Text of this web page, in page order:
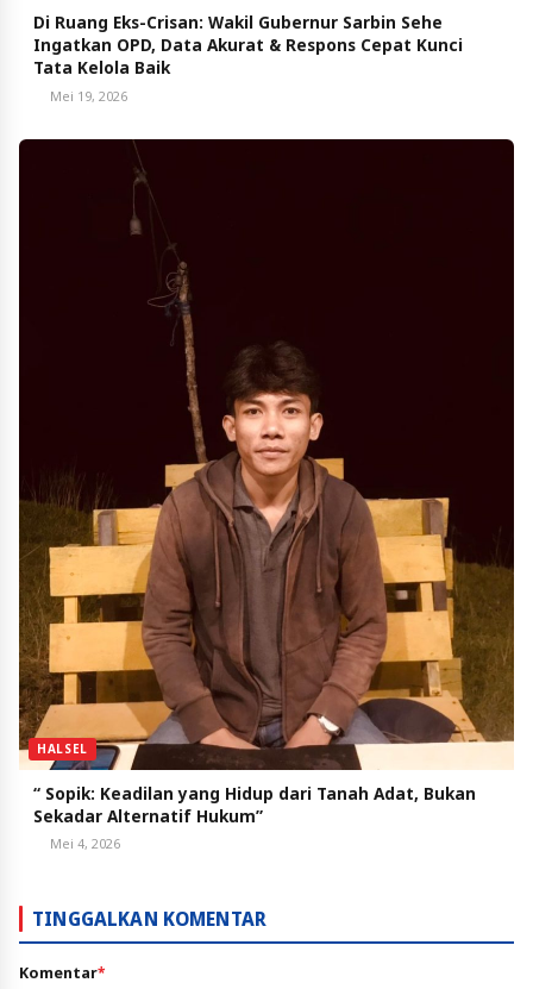
Di Ruang Eks-Crisan: Wakil Gubernur Sarbin Sehe
Ingatkan OPD, Data Akurat & Respons Cepat Kunci
Tata Kelola Baik
Mei 19, 2026
HALSEL
“ Sopik: Keadilan yang Hidup dari Tanah Adat, Bukan
Sekadar Alternatif Hukum”
Mei 4, 2026
TINGGALKAN KOMENTAR
Komentar*